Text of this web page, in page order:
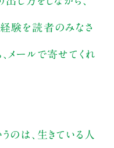
経験を読者のみなさ
メールで寄せてくれ
うのは、生きている人